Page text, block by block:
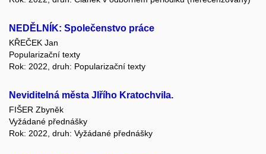
NEDĚLNÍK: Společenstvo práce
KŘEČEK Jan
Popularizační texty
Rok: 2022, druh: Popularizační texty
Neviditelná města JIřího Kratochvila.
FIŠER Zbyněk
Vyžádané přednášky
Rok: 2022, druh: Vyžádané přednášky